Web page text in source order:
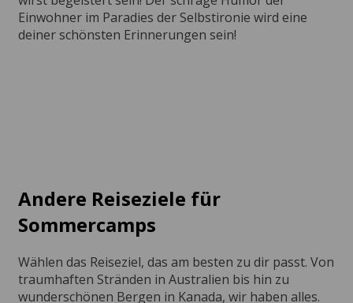
Einwohner im Paradies der Selbstironie wird eine
deiner schönsten Erinnerungen sein!
Andere Reiseziele für
Sommercamps
Wählen das Reiseziel, das am besten zu dir passt. Von
traumhaften Stränden in Australien bis hin zu
wunderschönen Bergen in Kanada, wir haben alles.